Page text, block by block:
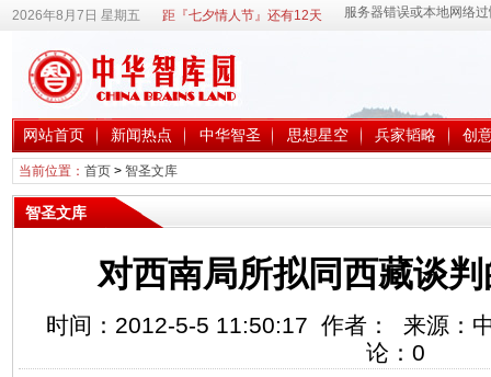
2026年8月7日 星期五 距『七夕情人节』还有12天
网站首页 新闻热点 中华智圣 思想星空 兵家韬略 创
当前位置： 首页> 智圣文库
智圣文库
对西南局所拟同西藏谈
时间：2012-5-5 11:50:17 作者： 来源：
论： 0